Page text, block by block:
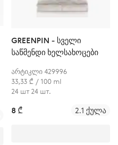
GREENPIN - სველი
საწმენდი ხელსახოცები
არტიკლი 429996
33,33 ₾ / 100 ml
24 шт 24 шт.
8 ₾ 2.1 ქულა